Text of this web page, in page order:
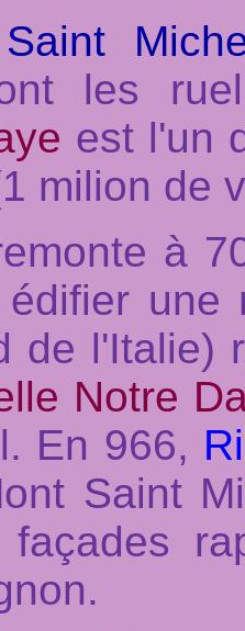
les
est l'un
milion de
à
une
de l'Italie)
Notre
En 966,
Saint
façades